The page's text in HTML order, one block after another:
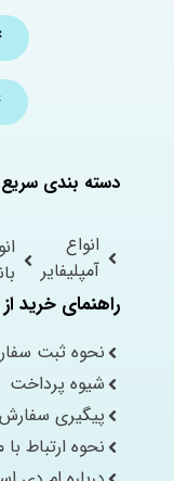
دسته بندی سریع
انواع
آمپلیفایر
راهنمای خرید
نحوه ثبت
شیوه پرداخت
پیگیری سفارش
نحوه ارتباط با